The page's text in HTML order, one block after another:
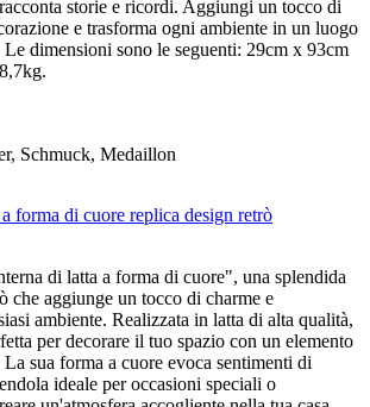
storie e ricordi. Aggiungi un tocco di
e trasforma ogni ambiente in un luogo
dimensioni sono le seguenti: 29cm x 93cm
forma di cuore replica design retrò
di latta a forma di cuore", una splendida
che aggiunge un tocco di charme e
ambiente. Realizzata in latta di alta qualità,
per decorare il tuo spazio con un elemento
sua forma a cuore evoca sentimenti di
ideale per occasioni speciali o